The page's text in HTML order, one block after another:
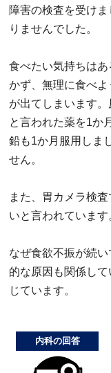
障害の検査を受け
りませんでした。
食べたい気持ちは
かず、無理に食べ
が出てしまいます
と言われた薬を1か
鉛も1か月服用しま
せん。
また、胃カメラ検
いと言われています
なぜ食欲不振が続
的な原因も関係し
じています。
内科の回答